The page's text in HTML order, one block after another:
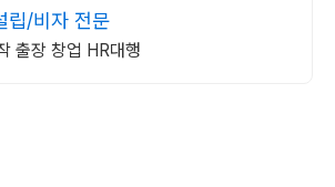
립/비자 전문
출장 창업 HR대행